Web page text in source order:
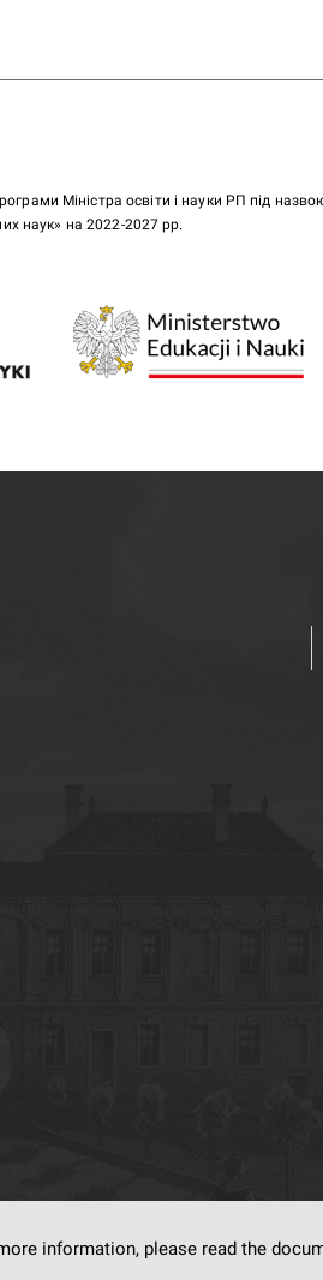
Міністра освіти і науки РП під
наук» на 2022-2027 рр.
created byPoznan Supercomputing and
information, please read the